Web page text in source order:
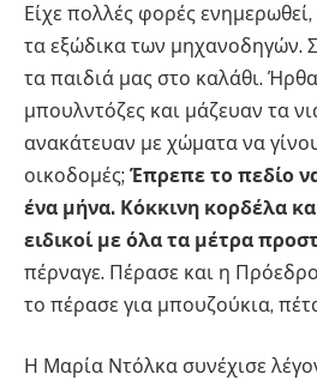
Είχε πολλές φορές
τα εξώδικα των μηχανοδηγών.
τα παιδιά μας στο καλάθι.
μπουλντόζες και μάζευαν τα
ανακάτευαν με χώματα να
οικοδομές; Έπρεπε το πεδίο να
ένα μήνα. Κόκκινη κορδέλα
ειδικοί με όλα τα μέτρα
πέρναγε. Πέρασε και η
το πέρασε για μπουζούκια,
Η Μαρία Ντόλκα συνέχισε